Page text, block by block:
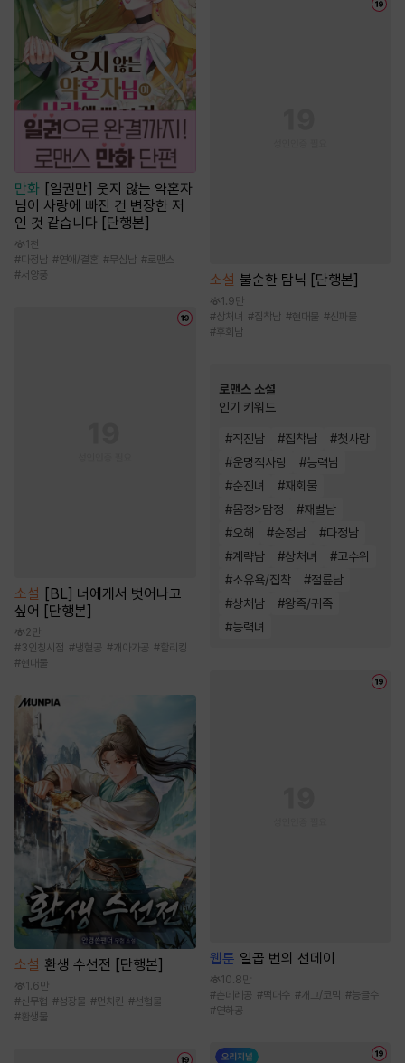
만화 [일권만] 웃지 않는 약혼자
님이 사랑에 빠진 건 변장한 저
인 것 같습니다 [단행본]
1천
#다정남 #연애/결혼 #무심남 #로맨스
#서양풍
소설
[BL] 너에게서 벗어나고
싶어 [단행본]
2만
#3인칭시점 #냉혈공 # 개아가공 # 할리킹
#현대물
소설 환생 수선전 [단행본]
1.6만
#신무협 #성장물 #먼치킨 #선협물
# 환생물
소설 불순한 탐닉 [단행본]
1.9만
#상처녀 #집착남 #현대물 #신파물
#후회남
로맨스 소설
인기 키워드
#직진남 #집착남 #첫사랑
#운명적사랑 #능력남
#순진녀 #재회물
#몸정>맘정 #재벌남
#오해 #순정남 #다정남
#계략남 #상처녀 #고수위
#소유욕/집착 #절륜남
#상처남 #왕족/귀족
#능력녀
웹툰 일곱 번의 선데이
10.8만
#츤데레공 #떡대수 #개그/코믹 #능글수
#연하공